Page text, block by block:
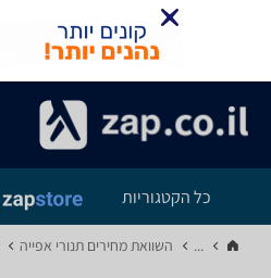
כל הקטגוריות
... השוואת מחירים תנורי אפייה‏